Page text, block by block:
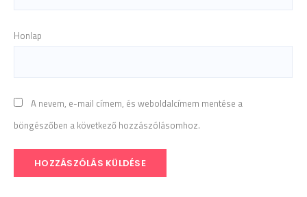
Honlap
A nevem, e-mail címem, és weboldalcímem mentése a
böngészőben a következő hozzászólásomhoz.